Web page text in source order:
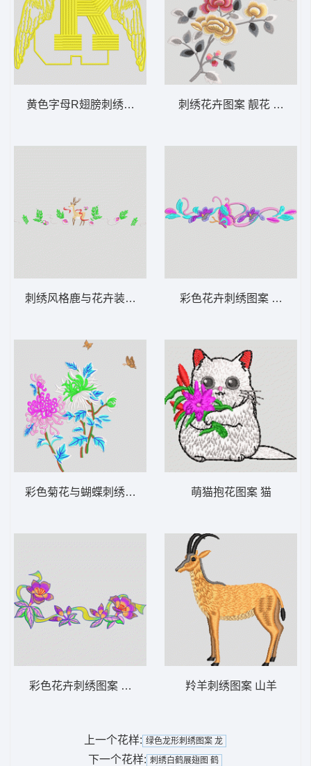
黄色字母R翅膀刺绣图案 翅膀
刺绣风格鹿与花卉装饰图案 梅花鹿 汉服
彩色菊花与蝴蝶刺绣图案 菊花
彩色花卉刺绣图案 汉服
刺绣花卉图案 靓花 旗袍
彩色花卉刺绣图案 汉服
萌猫抱花图案 猫
羚羊刺绣图案 山羊
上一个花样: 绿色龙形刺绣图案 龙
下一个花样: 刺绣白鹤展翅图 鹤